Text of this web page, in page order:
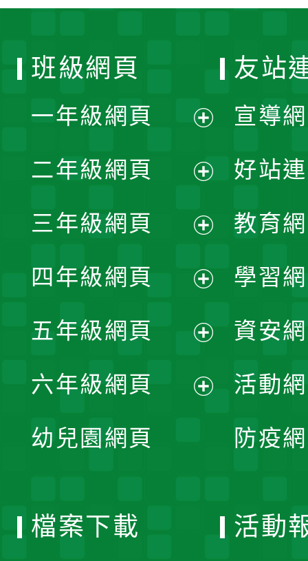
班級網頁
一年級網頁
開
選
單
二年級網頁
開
選
單
三年級網頁
開
選
單
四年級網頁
開
選
五年級網頁
開
六年級網頁
幼兒園網頁
友站
宣導
好站
教育
學習
資安
活動
防疫
檔案下載 活動